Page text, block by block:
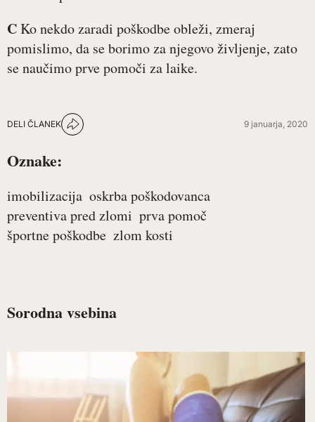
CKo nekdo zaradi poškodbe obleži, zmeraj
pomislimo, da se borimo za njegovo življenje, zato
se naučimo prve pomoči za laike.
DELI ČLANEK 9 januarja, 2020
Oznake:
imobilizacija oskrba poškodovanca
preventiva pred zlomi prva pomoč
športne poškodbe zlom kosti
Sorodna vsebina